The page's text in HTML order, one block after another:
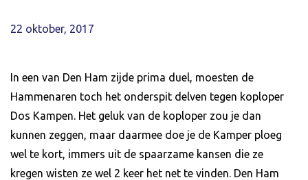
22 oktober, 2017
In een van Den Ham zijde prima duel, moesten de
Hammenaren toch het onderspit delven tegen koploper
Dos Kampen. Het geluk van de koploper zou je dan
kunnen zeggen, maar daarmee doe je de Kamper ploeg
wel te kort, immers uit de spaarzame kansen die ze
kregen wisten ze wel 2 keer het net te vinden. Den Ham